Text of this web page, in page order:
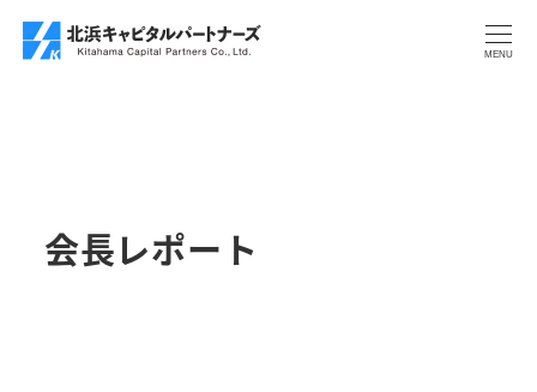
メ
イ
MENU
会長レポート